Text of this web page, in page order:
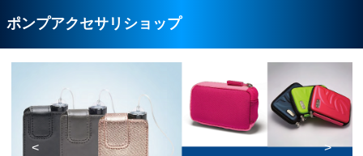
ポンプアクセサリショップ
>
<